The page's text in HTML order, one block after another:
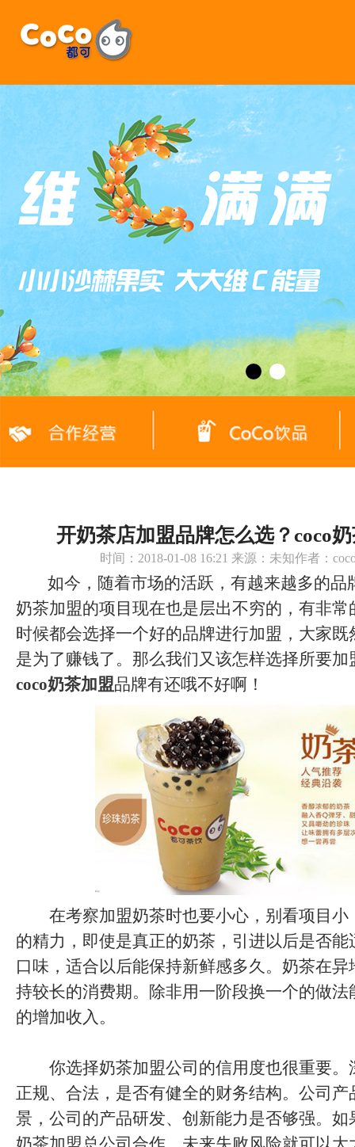
开奶茶店加盟品牌怎么选？coco
时间：2018-01-08 16:21 来源：未知作者：
如今，随着市场的活跃，有越来越多的品
奶茶加盟的项目现在也是层出不穷的，有非
时候都会选择一个好的品牌进行加盟，大家
是为了赚钱了。那么我们又该怎样选择所要
coco奶茶加盟品牌有还哦不好啊！
在考察加盟奶茶时也要小心，别看项目小
的精力，即使是真正的奶茶，引进以后是否
口味，适合以后能保持新鲜感多久。奶茶在
持较长的消费期。除非用一阶段换一个的做法
的增加收入。
你选择奶茶加盟公司的信用度也很重要。
正规、合法，是否有健全的财务结构。公司
景，公司的产品研发、创新能力是否够强。如